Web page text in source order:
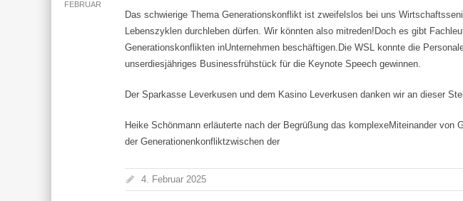
FEBRUAR
Das schwierige Thema Generationskonflikt ist zweifelslos bei uns
Lebenszyklen durchleben dürfen. Wir könnten also mitreden!Doch es gibt
Generationskonflikten inUnternehmen beschäftigen.Die WSL konnte die
unserdiesjähriges Businessfrühstück für die Keynote Speech gewinnen.
Der Sparkasse Leverkusen und dem Kasino Leverkusen danken wir an dieser
Heike Schönmann erläuterte nach der Begrüßung das komplexeMiteinander von
der Generationenkonfliktzwischen der
4. Februar 2025